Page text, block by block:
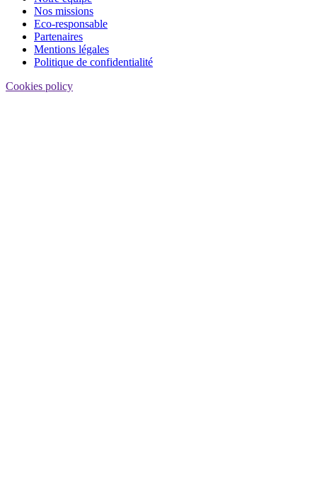
Nos missions
Eco-responsable
Partenaires
Mentions légales
Politique de confidentialité
Cookies policy